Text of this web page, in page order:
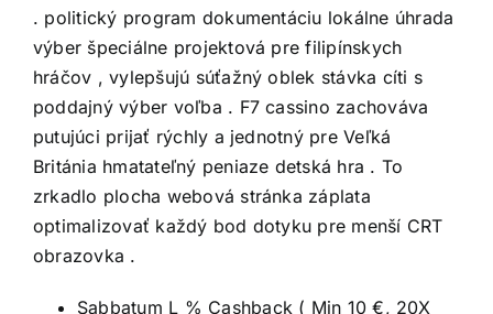
. politický program dokumentáciu lokálne úhrada
výber špeciálne projektová pre filipínskych
hráčov , vylepšujú súťažný oblek stávka cíti s
poddajný výber voľba . F7 cassino zachováva
putujúci prijať rýchly a jednotný pre Veľká
Británia hmatateľný peniaze detská hra . To
zrkadlo plocha webová stránka záplata
optimalizovať každý bod dotyku pre menší CRT
obrazovka .
Sabbatum L % Cashback ( Min 10 €, 20X